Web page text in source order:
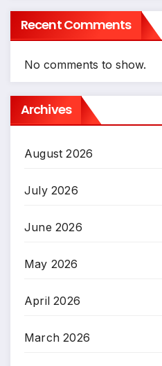
Recent Comments
No comments to show.
Archives
August 2026
July 2026
June 2026
May 2026
April 2026
March 2026